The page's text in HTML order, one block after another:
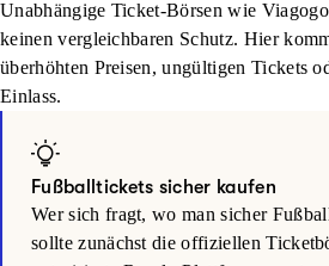
Unabhängige Ticket-Börsen wie
keinen vergleichbaren Schutz. Hier
überhöhten Preisen, ungültigen Tickets
Einlass.
Fußballtickets sicher kaufen
Wer sich fragt, wo man sicher
sollte zunächst die offiziellen